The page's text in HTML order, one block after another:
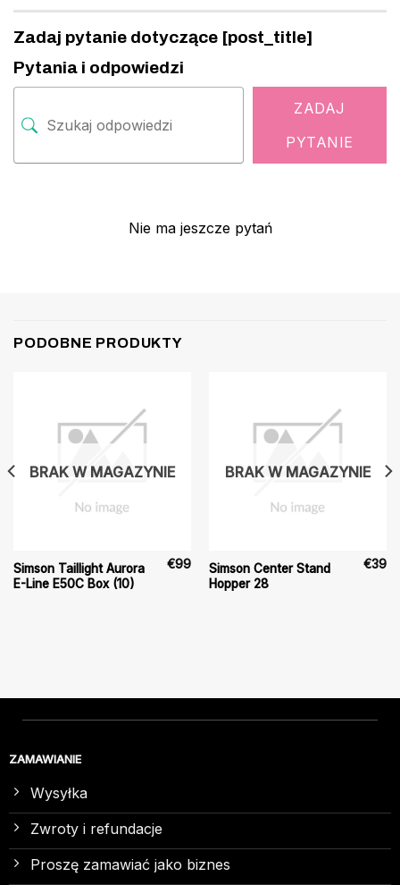
Zadaj pytanie dotyczące [post_title]
Pytania i odpowiedzi
ZADAJ
PYTANIE
Nie ma jeszcze pytań
PODOBNE PRODUKTY
BRAK W MAGAZYNIE
Simson Taillight Aurora
E-Line E50C Box (10)
€99
BRAK W MAGAZYNIE
Simson Center Stand
Hopper 28
€39
ZAMAWIANIE
Wysyłka
Zwroty i refundacje
Proszę zamawiać jako biznes